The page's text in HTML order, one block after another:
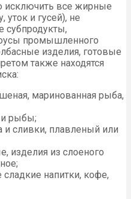
исключить все жирные
уток и гусей), не
промышленного
изделия, готовые
также находятся
маринованная рыба,
и рыбы;
и сливки, плавленый или
изделия из слоеного
напитки, кофе,